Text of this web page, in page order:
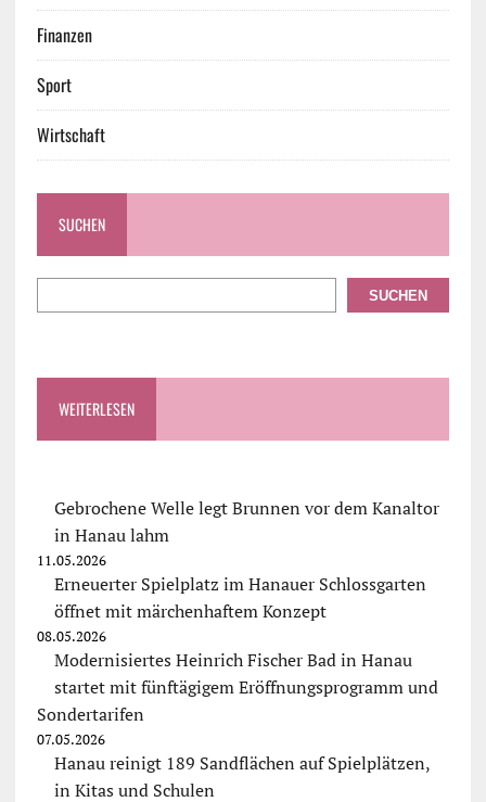
Finanzen
Sport
Wirtschaft
SUCHEN
SUCHEN
WEITERLESEN
Gebrochene Welle legt Brunnen vor dem Kanaltor
in Hanau lahm
11.05.2026
Erneuerter Spielplatz im Hanauer Schlossgarten
öffnet mit märchenhaftem Konzept
08.05.2026
Modernisiertes Heinrich Fischer Bad in Hanau
startet mit fünftägigem Eröffnungsprogramm und
Sondertarifen
07.05.2026
Hanau reinigt 189 Sandflächen auf Spielplätzen,
in Kitas und Schulen